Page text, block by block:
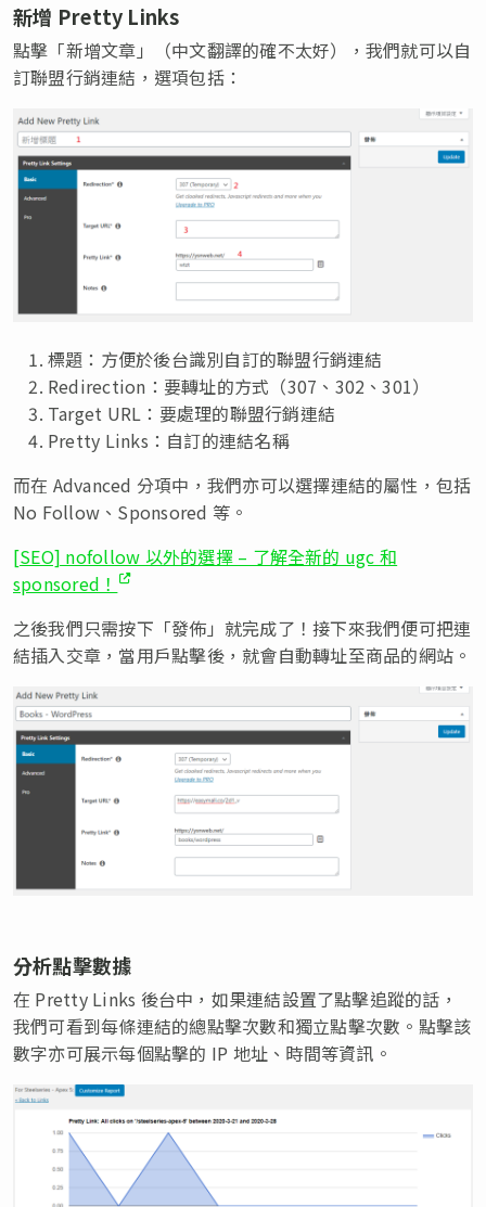
新增 Pretty Links
點擊「新增文章」（中文翻譯的確不太好），我們就可以自
訂聯盟行銷連結，選項包括：
標題：方便於後台識別自訂的聯盟行銷連結
Redirection：要轉址的方式（307、302、301）
Target URL：要處理的聯盟行銷連結
Pretty Links：自訂的連結名稱
而在 Advanced 分項中，我們亦可以選擇連結的屬性，包括
No Follow、Sponsored 等。
[SEO] nofollow 以外的選擇 – 了解全新的 ugc 和
sponsored！
之後我們只需按下「發佈」就完成了！接下來我們便可把連
結插入交章，當用戶點擊後，就會自動轉址至商品的網站。
分析點擊數據
在 Pretty Links 後台中，如果連結設置了點擊追蹤的話，
我們可看到每條連結的總點擊次數和獨立點擊次數。點擊該
數字亦可展示每個點擊的 IP 地址、時間等資訊。